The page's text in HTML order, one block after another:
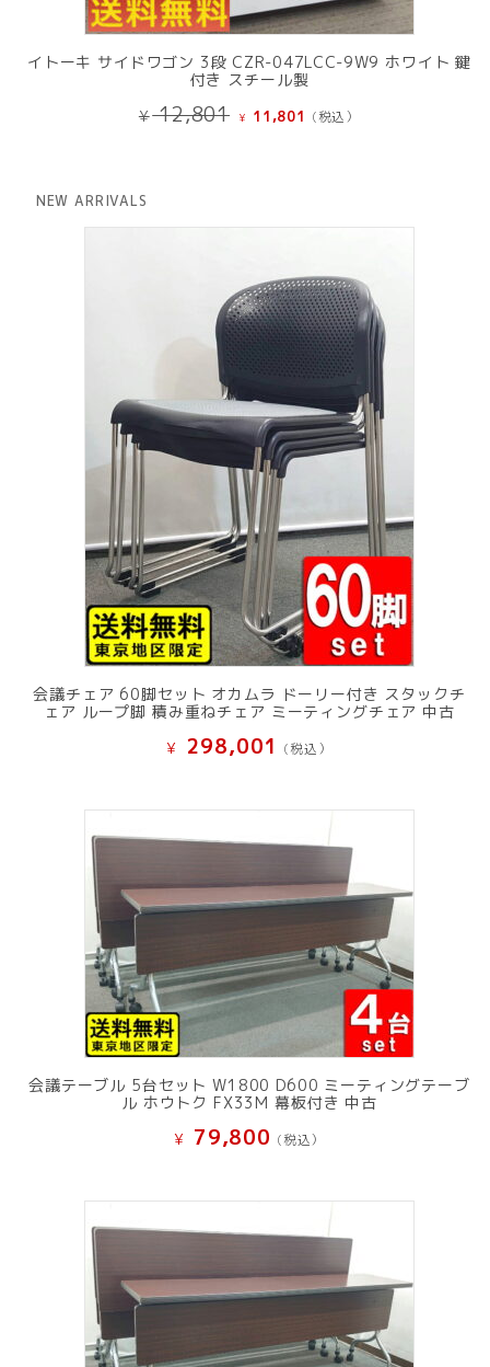
イトーキ サイドワゴン 3段 CZR-047LCC-9W9 ホワイト 鍵
付き スチール製
¥12,801 元
た。
¥ 11,801 現
す。
(税込）
NEW ARRIVALS
会議チェア 60脚セット オカムラ ドーリー付き スタックチ
ェア ループ脚 積み重ねチェア ミーティングチェア 中古
¥ 298,001 (税込）
会議テーブル 5台セット W1800 D600 ミーティングテーブ
ル ホウトク FX33M 幕板付き 中古
¥ 79,800 (税込）